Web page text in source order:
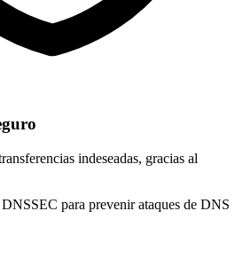
indeseadas, gracias al
DNSSEC para prevenir ataques de DNS